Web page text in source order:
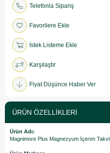
Telefonla Sipariş
Favorilere Ekle
İstek Listeme Ekle
Karşılaştır
Fiyat Düşünce Haber Ver
ÜRÜN ÖZELLIKLERI
Ürün Adı:
Magnimore Plus Magnezyum İçeren